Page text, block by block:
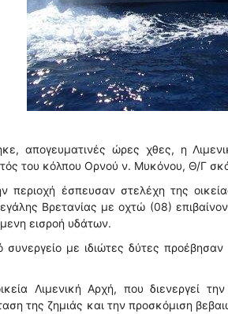
απογευματινές ώρες χθες, η
του κόλπου Ορνού ν. Μυκόνου, Θ/Γ
περιοχή έσπευσαν στελέχη της
Βρετανίας με οχτώ (08)
εισροή υδάτων.
συνεργείο με ιδιώτες δύτες
Λιμενική Αρχή, που διενεργεί
της ζημιάς και την προσκόμιση